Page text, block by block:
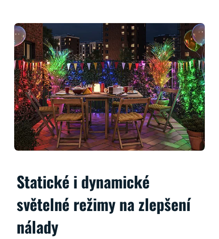
Statické i dynamické
světelné režimy na zlepšení
nálady